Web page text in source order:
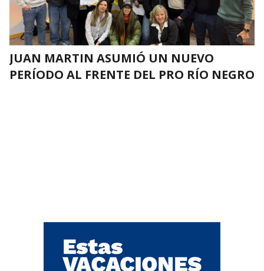
JUAN MARTIN ASUMIÓ UN NUEVO
PERÍODO AL FRENTE DEL PRO RÍO NEGRO